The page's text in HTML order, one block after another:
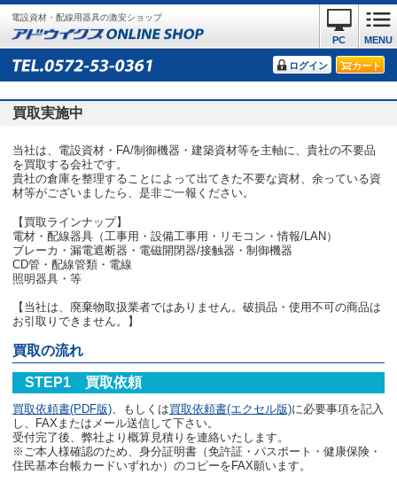
電設資材・配線用器具の激安ショップ
MENU
PC
ログイン カート
買取実施中
当社は、電設資材・FA/制御機器・建築資材等を主軸に、貴社の不要品
を買取する会社です。
貴社の倉庫を整理することによって出てきた不要な資材、余っている資
材等がございましたら、是非ご一報ください。
【買取ラインナップ】
電材・配線器具（工事用・設備工事用・リモコン・情報/LAN）
ブレーカ・漏電遮断器・電磁開閉器/接触器・制御機器
CD管・配線管類・電線
照明器具・等
【当社は、廃棄物取扱業者ではありません。破損品・使用不可の商品は
お引取りできません。】
買取の流れ
STEP1 買取依頼
買取依頼書(PDF版) 、もしくは買取依頼書(エクセル版)に必要事項を記入
し、FAXまたはメール送信して下さい。
受付完了後、弊社より概算見積りを連絡いたします。
※ご本人様確認のため、身分証明書（免許証・パスポート・健康保険・
住民基本台帳カードいずれか）のコピーをFAX願います。